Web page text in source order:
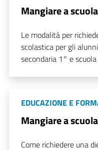
Mangiare a scuola
Le modalità per
scolastica per gli
secondaria 1° e
EDUCAZIONE E
Mangiare a
Come richiedere una